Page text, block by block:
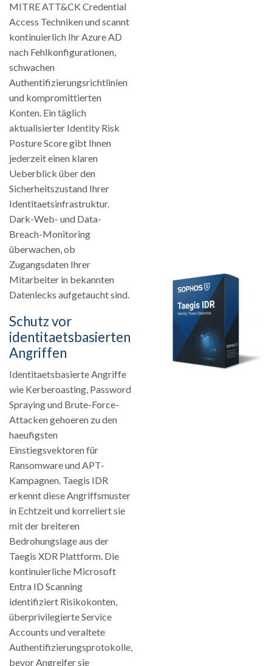
MITRE ATT&CK Credential
Access Techniken und scannt
kontinuierlich Ihr Azure AD
nach Fehlkonfigurationen,
schwachen
Authentifizierungsrichtlinien
und kompromittierten
Konten. Ein täglich
aktualisierter Identity Risk
Posture Score gibt Ihnen
jederzeit einen klaren
Ueberblick über den
Sicherheitszustand Ihrer
Identitaetsinfrastruktur.
Dark-Web- und Data-
Breach-Monitoring
überwachen, ob
Zugangsdaten Ihrer
Mitarbeiter in bekannten
Datenlecks aufgetaucht sind.
Schutz vor
identitaetsbasierten
Angriffen
Identitaetsbasierte Angriffe
wie Kerberoasting, Password
Spraying und Brute-Force-
Attacken gehoeren zu den
haeufigsten
Einstiegsvektoren für
Ransomware und APT-
Kampagnen. Taegis IDR
erkennt diese Angriffsmuster
in Echtzeit und korreliert sie
mit der breiteren
Bedrohungslage aus der
Taegis XDR Plattform. Die
kontinuierliche Microsoft
Entra ID Scanning
identifiziert Risikokonten,
überprivilegierte Service
Accounts und veraltete
Authentifizierungsprotokolle,
bevor Angreifer sie